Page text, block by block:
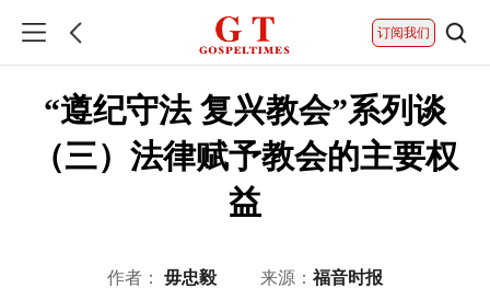
订阅我们
“遵纪守法 复兴教会”系列谈
（三）法律赋予教会的主要权
益
作者： 毋忠毅 来源： 福音时报